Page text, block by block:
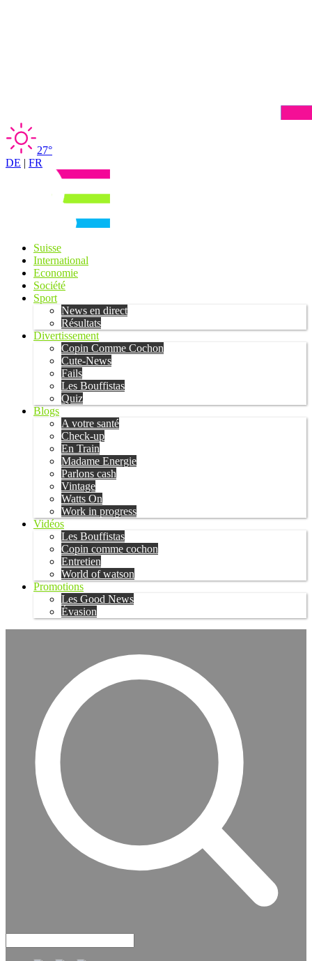
27°
DE | FR
Suisse
International
Economie
Société
Sport
News en direct
Résultats
Divertissement
Copin Comme Cochon
Cute-News
Fails
Les Bouffistas
Quiz
Blogs
A votre santé
Check-up
En Train
Madame Energie
Parlons cash
Vintage
Watts On
Work in progress
Vidéos
Les Bouffistas
Copin comme cochon
Entretien
World of watson
Promotions
Les Good News
Évasion